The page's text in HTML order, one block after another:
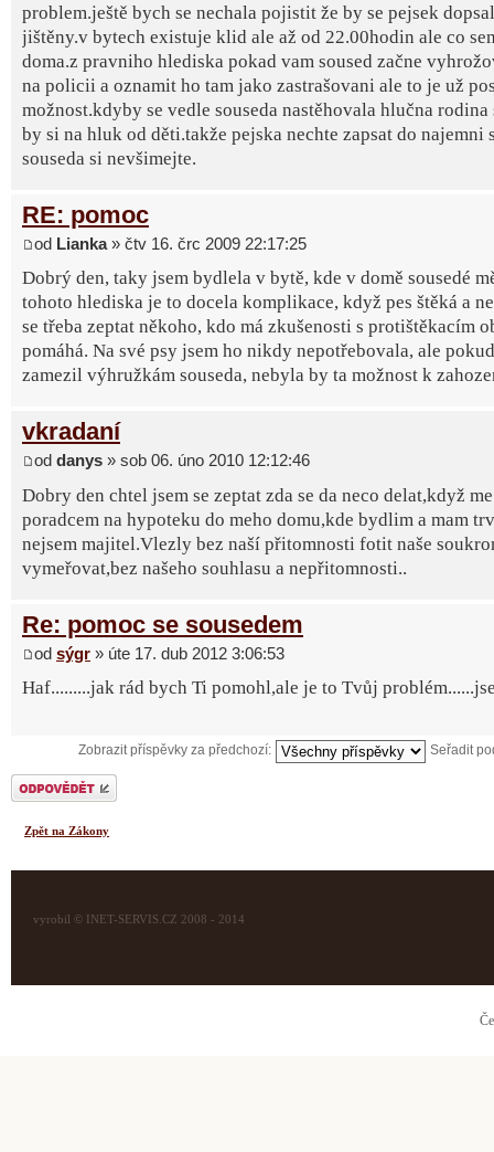
problem.ještě bych se nechala pojistit že by se pejsek
jištěny.v bytech existuje klid ale až od 22.00hodin ale co
doma.z pravniho hlediska pokad vam soused začne
na policii a oznamit ho tam jako zastrašovani ale to je už
možnost.kdyby se vedle souseda nastěhovala hlučna rodina
by si na hluk od děti.takže pejska nechte zapsat do najemni
souseda si nevšimejte.
RE: pomoc
od Lianka» čtv 16. črc 2009 22:17:25
Dobrý den, taky jsem bydlela v bytě, kde v domě sousedé
tohoto hlediska je to docela komplikace, když pes štěká a
se třeba zeptat někoho, kdo má zkušenosti s protištěkacím
pomáhá. Na své psy jsem ho nikdy nepotřebovala, ale
zamezil výhružkám souseda, nebyla by ta možnost k
vkradaní
od danys » sob 06. úno 2010 12:12:46
Dobry den chtel jsem se zeptat zda se da neco delat,když
poradcem na hypoteku do meho domu,kde bydlim a mam
nejsem majitel.Vlezly bez naší přitomnosti fotit naše
vymeřovat,bez našeho souhlasu a nepřitomnosti..
Re: pomoc se sousedem
od sýgr » úte 17. dub 2012 3:06:53
Haf.........jak rád bych Ti pomohl,ale je to Tvůj
Zobrazit příspěvky za předchozí: Seřadit
Odeslat odpověď
Zpět na Zákony
vyrobil © INET-SERVIS.CZ 2008 - 2014